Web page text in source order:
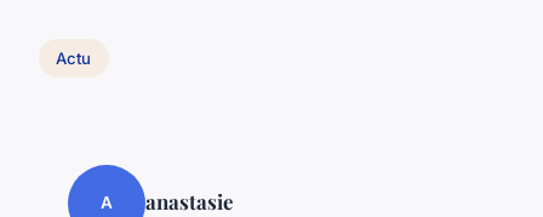
Actu
A anastasie